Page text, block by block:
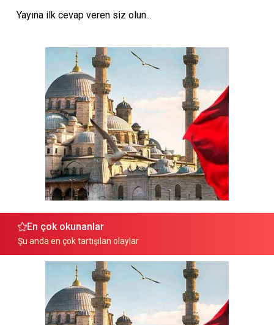
Yayına ilk cevap veren siz olun...
En çok okunanlar
Şu anda en çok tartışılan olaylar